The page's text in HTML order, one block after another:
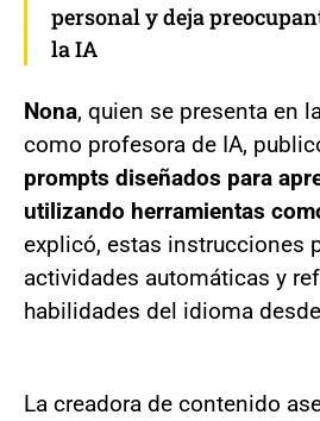
personal y deja
la IA
Nona, quien se presenta en
como profesora de IA,
prompts diseñados para
utilizando herramientas
explicó, estas instrucciones
actividades automáticas y
habilidades del idioma
La creadora de contenido